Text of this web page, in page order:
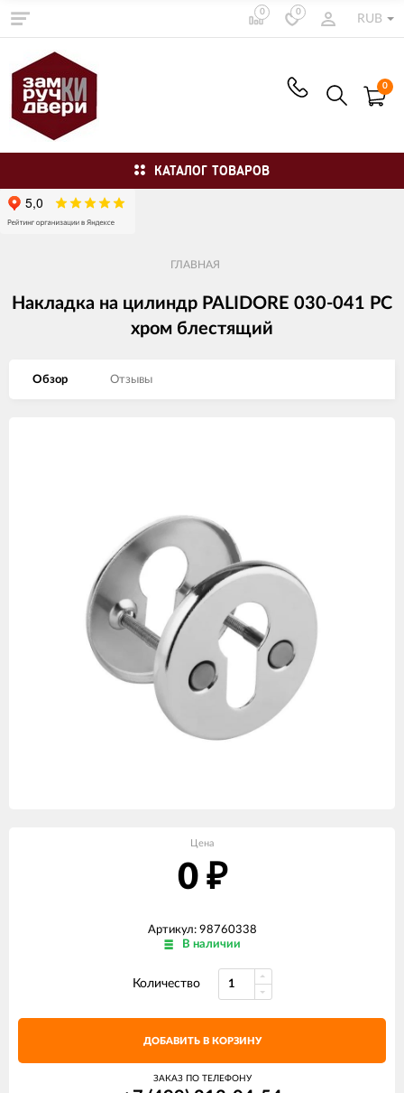
0 0
RUB
0
КАТАЛОГ ТОВАРОВ
ГЛАВНАЯ
Накладка на цилиндр PALIDORE 030-041 PC
хром блестящий
Обзор Отзывы
Цена
0 ₽
Артикул: 98760338
В наличии
Количество
ДОБАВИТЬ В КОРЗИНУ
ЗАКАЗ ПО ТЕЛЕФОНУ